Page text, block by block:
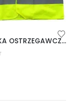
KAMIZELKA OSTRZEGAWCZA ODBLASKOWA ŻÓŁTA XXL
5